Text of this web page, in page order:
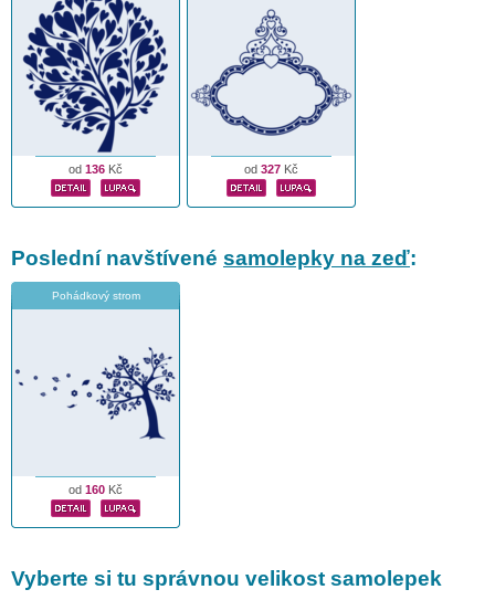
od 136 Kč od 327 Kč
Poslední navštívené samolepky na zeď:
Pohádkový strom
od 160 Kč
Vyberte si tu správnou velikost samolepek